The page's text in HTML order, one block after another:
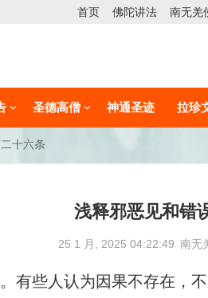
首页 佛陀讲法 南无羌
圣德高僧 神通圣迹 拉珍
十六条
浅释邪恶见和错
25 1 月, 2025 04:22:49 南无
有些人认为因果不存在，